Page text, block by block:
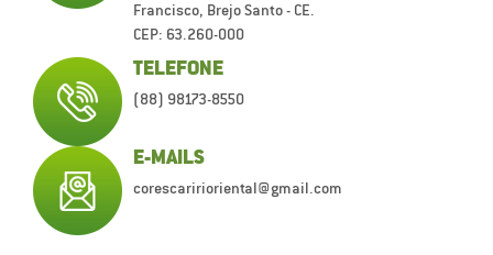
Francisco, Brejo Santo - CE.
CEP: 63.260-000
TELEFONE
(88) 98173-8550
E-MAILS
corescaririoriental@gmail.com